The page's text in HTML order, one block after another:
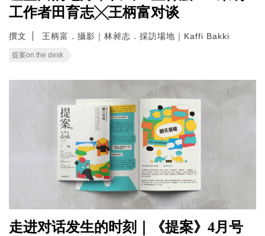
工作者田育志╳王柄富对谈
撰文 王柄富．攝影｜林昶志．採訪場地｜Kaffi Bakki
提案on the desk
走进对话发生的时刻｜《提案》4月号